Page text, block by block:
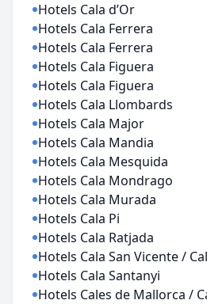
Hotels Cala d’Or
Hotels Cala Ferrera
Hotels Cala Ferrera
Hotels Cala Figuera
Hotels Cala Figuera
Hotels Cala Llombards
Hotels Cala Major
Hotels Cala Mandia
Hotels Cala Mesquida
Hotels Cala Mondrago
Hotels Cala Murada
Hotels Cala Pi
Hotels Cala Ratjada
Hotels Cala San Vicente /
Hotels Cala Santanyi
Hotels Cales de Mallorca /